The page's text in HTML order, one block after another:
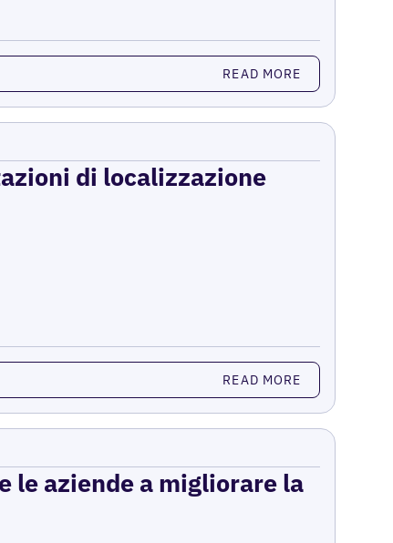
READ MORE
di localizzazione
READ MORE
le aziende a migliorare la